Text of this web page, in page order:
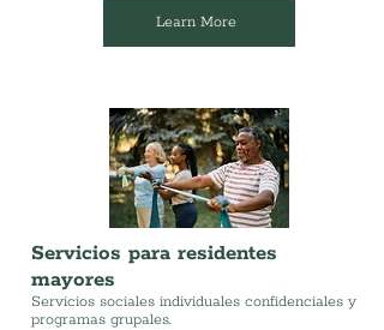
Learn More
Servicios para residentes
mayores
Servicios sociales individuales confidenciales y
programas grupales.